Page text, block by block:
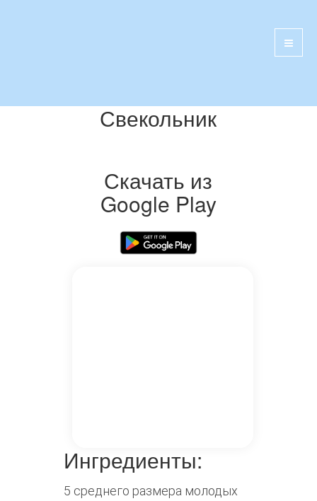
Свекольник
Скачать из
Google Play
Ингредиенты:
5 среднего размера молодых